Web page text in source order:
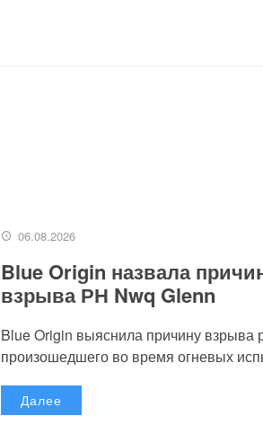
06.08.2026
Blue Origin назвала
взрыва РН Nwq Glenn
Blue Origin выяснила причину взрыва
произошедшего во время огневых
Далее